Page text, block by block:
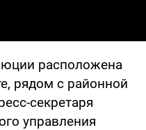
расположена
рядом с районной
секретаря
управления